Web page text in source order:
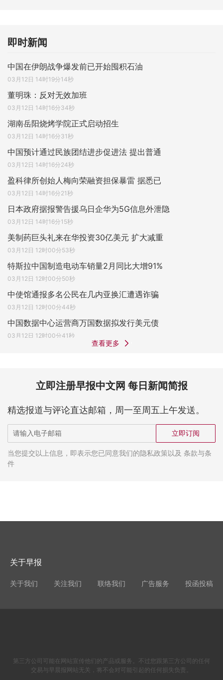
即时新闻
中国在伊朗战争爆发前已开始囤积石油
03月12日 14时19分14秒
董明珠：反对无效加班
03月12日 14时16分34秒
湖南岳阳烧烤学院正式启动招生
03月12日 14时16分31秒
中国预计通过民族团结进步促进法 提出普通
03月12日 14时16分24秒
盈科律所创始人梅向荣融资担保暴雷 据悉已
03月12日 14时16分21秒
日本政府据报警告援乌日企华为5G信息外泄隐
03月12日 14时16分15秒
美制药巨头礼来在华投资30亿美元 扩大减重
03月12日 12时00分53秒
特斯拉中国制造电动车销量2月同比大增91%
03月12日 12时00分50秒
中使馆通报多名公民在几内亚换汇遭遇诈骗
03月12日 12时00分44秒
中国数据中心运营商万国数据拟发行美元债
03月12日 12时00分41秒
查看更多
立即注册早报中文网 每日新闻简报
精选报道与评论直达邮箱，周一至周五上午发送。
立即订阅
当您提交以上信息，即表示您已同意我们的隐私政策以及 条款与条
件
关于早报
关于我们 关注我们 联络我们 广告服务 投函投稿
第三方公司可能在网站宣传他们的产品或服务。不过您跟第三方公司的任何
交易与早晨报网站无关，将不会对可能引起的任何损失负责。